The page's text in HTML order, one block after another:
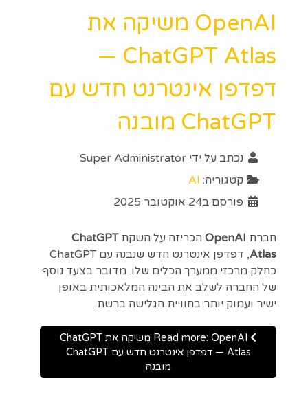
OpenAI משיקה את
ChatGPT Atlas —
דפדפן אינטרנט חדש עם
ChatGPT מובנה
נכתב על ידי Super Administrator
קטגוריה: AI
פורסם ב24 אוקטובר 2025
חברת OpenAI הכריזה על השקתChatGPT
Atlas
, דפדפן אינטרנט חדש שנבנה עם ChatGPT
כחלק מרכזי ממערך הכלים שלו. מדובר בצעד נוסף
של החברה לשלב את הבינה המלאכותית באופן
ישיר ועמוק יותר בחוויית הגלישה ברשת.
Read more: OpenAI משיקה את ChatGPT
Atlas — דפדפן אינטרנט חדש עם ChatGPT
מובנה